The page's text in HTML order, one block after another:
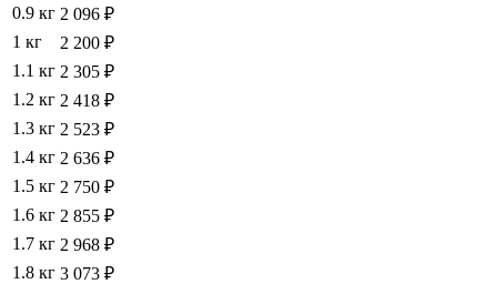
0.9 кг 2 096 ₽
1 кг
2 200 ₽
1.1 кг 2 305 ₽
1.2 кг 2 418 ₽
1.3 кг 2 523 ₽
1.4 кг 2 636 ₽
1.5 кг 2 750 ₽
1.6 кг 2 855 ₽
1.7 кг 2 968 ₽
1.8 кг 3 073 ₽